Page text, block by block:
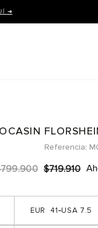
➜
Referencia
799.900 $719.910
7.5
41